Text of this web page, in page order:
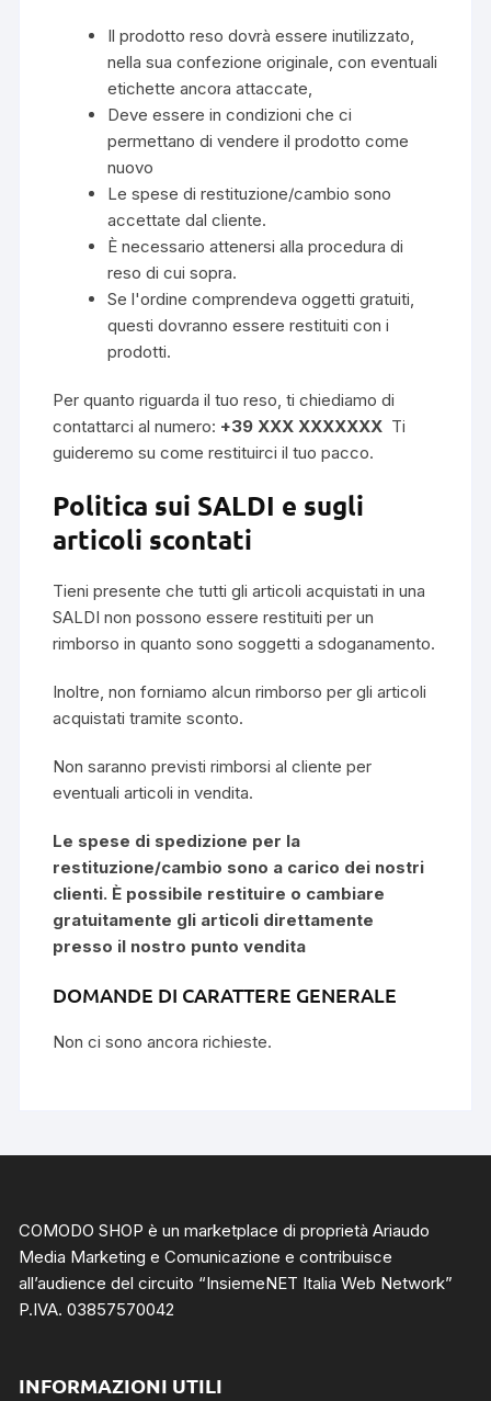
Il prodotto reso dovrà essere inutilizzato,
nella sua confezione originale, con eventuali
etichette ancora attaccate,
Deve essere in condizioni che ci
permettano di vendere il prodotto come
nuovo
Le spese di restituzione/cambio sono
accettate dal cliente.
È necessario attenersi alla procedura di
reso di cui sopra.
Se l'ordine comprendeva oggetti gratuiti,
questi dovranno essere restituiti con i
prodotti.
Per quanto riguarda il tuo reso, ti chiediamo di
contattarci al numero: +39 XXX XXXXXXX Ti
guideremo su come restituirci il tuo pacco.
Politica sui SALDI e sugli
articoli scontati
Tieni presente che tutti gli articoli acquistati in una
SALDI non possono essere restituiti per un
rimborso in quanto sono soggetti a sdoganamento.
Inoltre, non forniamo alcun rimborso per gli articoli
acquistati tramite sconto.
Non saranno previsti rimborsi al cliente per
eventuali articoli in vendita.
Le spese di spedizione per la
restituzione/cambio sono a carico dei nostri
clienti. È possibile restituire o cambiare
gratuitamente gli articoli direttamente
presso il nostro punto vendita
DOMANDE DI CARATTERE GENERALE
Non ci sono ancora richieste.
COMODO SHOP è un marketplace di proprietà Ariaudo
Media Marketing e Comunicazione e contribuisce
all’audience del circuito “InsiemeNET Italia Web Network”
P.IVA. 03857570042
INFORMAZIONI UTILI